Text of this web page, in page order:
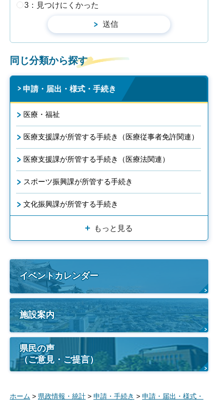
3：見つけにくかった
同じ分類から探す
申請・届出・様式・手続き
医療・福祉
医療支援課が所管する手続き（医療従事者免許関連）
医療支援課が所管する手続き（医療法関連）
スポーツ振興課が所管する手続き
文化振興課が所管する手続き
もっと見る
イベントカレンダー
施設案内
県民の声
（ご意見・ご提言）
ホーム > 県政情報・統計 > 申請・手続き > 申請・届出・様式・